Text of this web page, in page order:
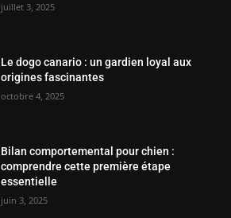
juillet 3, 2025
Le dogo canario : un gardien loyal aux
origines fascinantes
octobre 4, 2025
Bilan comportemental pour chien :
comprendre cette première étape
essentielle
juin 3, 2025